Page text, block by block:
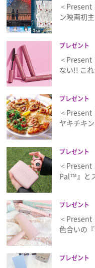
＜
ン映画初
プレゼント
＜Present
ない!! こ
プレゼント
＜Present
ヤキチキ
プレゼント
＜
Pal™』と
プレゼント
＜Present
色合いの
プレゼント